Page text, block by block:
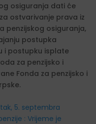
osiguranja dati će
ostvarivanje prava iz
penzijskog osiguranja,
postupka
i postupku isplate
za penzijsko i
Fonda za penzijsko i
5. septembra
: Vrijeme je